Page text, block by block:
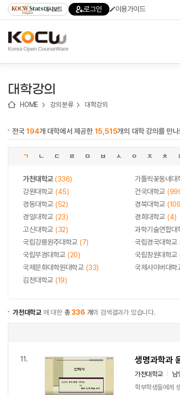
기
기
기
content)
가
대시보드 로그인 이용가이드
대학강의
HOME 강의분류 대학강의
전국194개 대학에서 제공한 15,515개의 대학 강의를 만
ㄱ ㄴ ㄷ ㄹ ㅁ ㅂ ㅅ ㅇ ㅈ ㅊ
가천대학교(336) 가톨릭꽃동네대
강원대학교 (45) 건국대학교
경동대학교 (52) 경북대학교
경일대학교 (23) 경희대학교 (4)
고신대학교 (32) 과학기술연합대
국립강릉원주대학교 (7) 국립경국대학교
국립부경대학교 (20) 국립창원대학교
국제문화대학원대학교 (33) 국제사이버대학
김천대학교 (19)
가천대학교 에 대한 총336 개의 검색결과가 있습니다.
11. 생명과학과
가천대학교 남
학부학생들에게